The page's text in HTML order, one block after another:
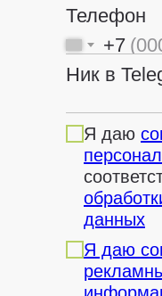
Телефон
+7
Ник в
Я даю
данных
Я даю